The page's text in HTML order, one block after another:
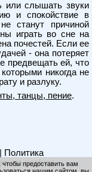
или слышать звуки
и спокойствие в
станут причиной
играть во сне на
почестей. Если ее
- она потеряет
предвещать ей, что
никогда не
и разлуку.
танцы, пение.
Политика
cookies
предоставить вам